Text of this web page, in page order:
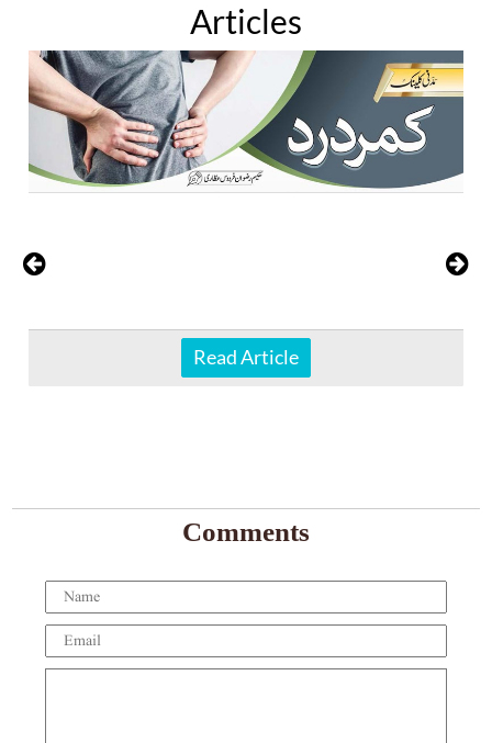
Articles
Read Article
Comments